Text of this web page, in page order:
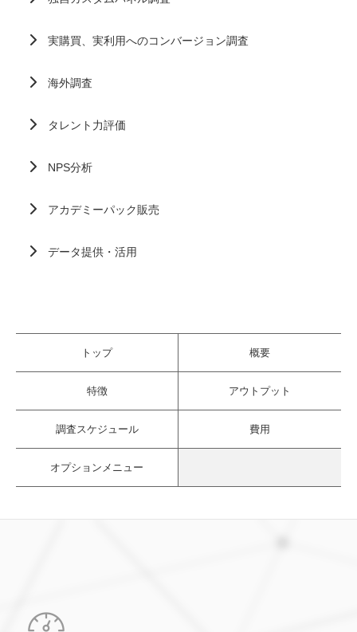
実購買、実利用へのコンバージョン調査
海外調査
タレント力評価
NPS分析
アカデミーパック販売
データ提供・活用
トップ 概要
特徴 アウトプット
調査スケジュール 費用
オプションメニュー